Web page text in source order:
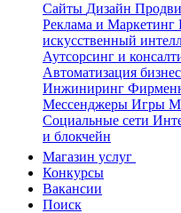
Сайты Дизайн
Реклама и Маркетинг
искусственный
Аутсорсинг и
Автоматизация
Инжиниринг
Мессенджеры Игры
Социальные сети
и блокчейн
Магазин услуг
Конкурсы
Вакансии
Поиск